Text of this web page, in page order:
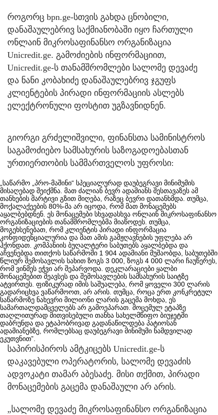
როგორც bpn.ge-სთვის გახდა ცნობილი,
დანაშაულებრივ საქმიანობაში იყო ჩართული
ონლაინ მიკროსაფინანსო ორგანიზაცია
Unicredit.ge. გამოძიების ინფორმაციით,
Unicredit.ge-ს თანამშრომლები სალომე დევაძე
და ნანი კობახიძე დანაშაულებრივ ჯგუფს
კლიენტების პირადი ინფორმაციის ასლებს
ელექტრონული ფოსტით უგზავნიდნენ.
გიორგი გრძელიშვილი, ფინანსთა სამინისტროს
საგამოძიებო სამსახურის საზოგადოებასთან
ურთიერთობის სამმართველოს უფროსი:
„საწარმო „პრო-მაშინი“ სპეციალურად დაუბეგრავი მინიმუმის
მისაღებად შეიქმნა. მათ ძალიან ბევრ ადამიანს შესთავაზეს ამ
თანხების მარტივი გზით მიღება, რაზეც ბევრი დათანხმდა. თუმცა,
მოქალაქეების 80%-მა არ იცოდა, რომ მათ მონაცემებს
აყალბებდნენ. ეს მონაცემები სხვადასხვა ონლაინ მიკროსაფინანსო
ორგანიზაციების თანამშრომლებმა მიაწოდეს. თუმცა,
მოგეხსენებათ, რომ კლიენტის პირადი ინფორმაცია
კონფიდენციალურია და მათ ამის გამჟღავნების უფლება არ
ჰქონდათ. კომპანიის ბუღალტერი საბუთებს აყალბებდა და
აჩვენებდა თითქოს საწარმოში 1 904 ადამიანი მუშაობდა, საბუთებში
წლიურ შემოსავლის სახით ზოგს 3 000, ზოგს 4 000 ლარი ჩაუწერეს,
რომ ვინმეს ეჭვი არ შეპარვოდა. დეკლარაციები ყალბი
მონაცემებით შეავსეს და შემოსავლების სამსახურის საიტზე
ატვირთეს. ფიზიკურად იმის საშუალება, რომ ყოველი 300 ლარის
გადარიცხვა ვაწარმოოთ, არ არის. თუმცა, როცა ერთ კონკრეტულ
საწარმოზე ნახევრი მილიონი ლარის გაცემა მოხდა, ეს
სამართალდამცველებს არ გამოეპარათ. მოცემულ ეტაპზე
თაღლითურად მითვისებული თანხა სახელმწიფო ბიუჯეტში
დაბრუნდა და ეტაპობრივად გადანაწილდება პატიოსან
ადამიანებზე, რომლებსაც დაუბეგრავი მინიმუმი ნამდვილად
ეკუთვნით”.
საპირისპიროს ამტკიცებს Unicredit.ge-ს
დაკავებული ოპერატორის, სალომე დევაძის
ადვოკატი თამარ აბესაძე. მისი თქმით, პირადი
მონაცემების გაცემა დანაშაული არ არის.
„სალომე დევაძე მიკროსაფინანსო ორგანიზაცია